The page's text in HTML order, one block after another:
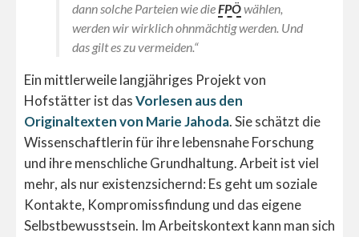
dann solche Parteien wie dieFPÖwählen,
werden wir wirklich ohnmächtig werden. Und
das gilt es zu vermeiden.“
Ein mittlerweile langjähriges Projekt von
Hofstätter ist dasVorlesen aus den
Originaltexten von Marie Jahoda. Sie schätzt die
Wissenschaftlerin für ihre lebensnahe Forschung
und ihre menschliche Grundhaltung. Arbeit ist viel
mehr, als nur existenzsichernd: Es geht um soziale
Kontakte, Kompromissfindung und das eigene
Selbstbewusstsein. Im Arbeitskontext kann man sich